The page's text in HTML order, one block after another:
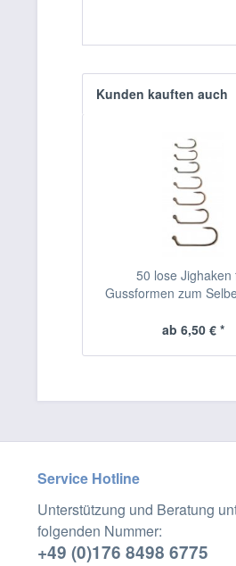
Kunden kauften auch
50 lose Jighaken
Gussformen zum
ab 6,50 € *
Service Hotline
Unterstützung und Beratung
folgenden Nummer:
+49 (0)176 8498 6775